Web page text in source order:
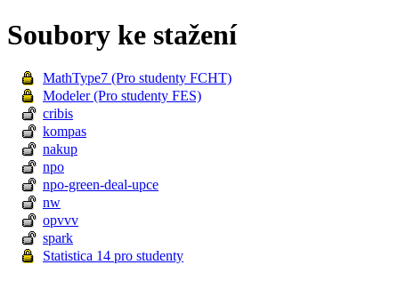
Soubory ke stažení
MathType7 (Pro studenty FCHT)
Modeler (Pro studenty FES)
cribis
kompas
nakup
npo
npo-green-deal-upce
nw
opvvv
spark
Statistica 14 pro studenty